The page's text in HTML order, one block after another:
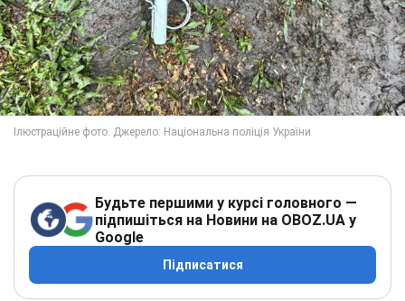
Будьте першими у курсі головного —
підпишіться на Новини на OBOZ.UA у
Google
Підписатися